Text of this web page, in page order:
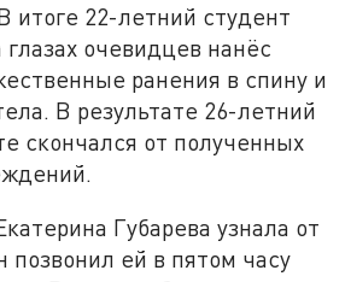
итоге 22-летний студент
очевидцев нанёс
ранения в спину и
В результате 26-летний
скончался от полученных
Губарева узнала от
позвонил ей в пятом часу